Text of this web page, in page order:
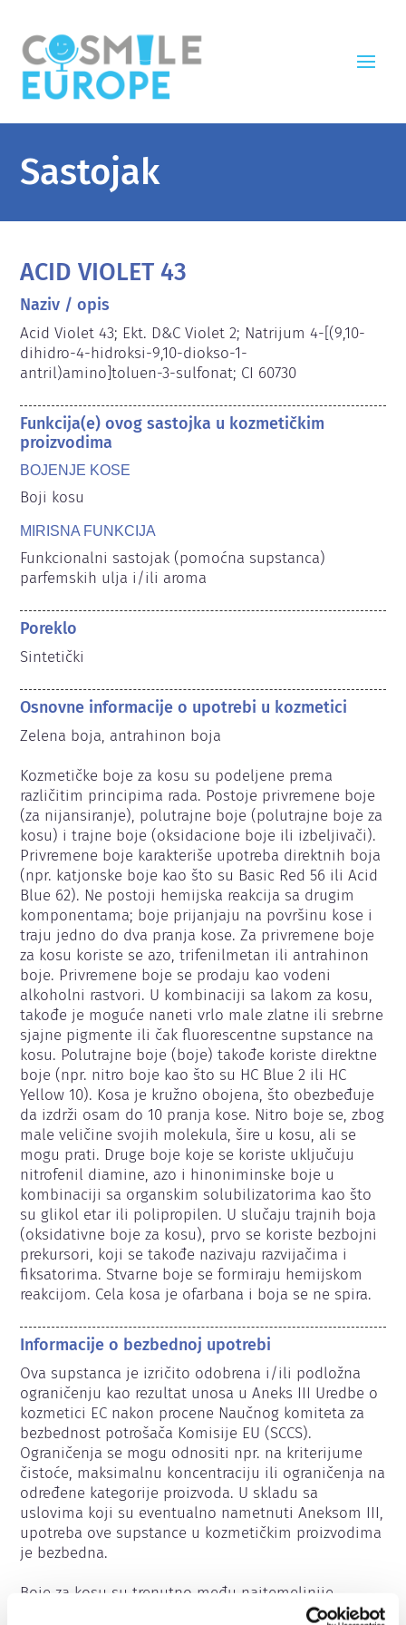
Sastojak
ACID VIOLET 43
Naziv / opis
Acid Violet 43; Ekt. D&C Violet 2; Natrijum 4-[(9,10-
dihidro-4-hidroksi-9,10-diokso-1-
antril)amino]toluen-3-sulfonat; CI 60730
Funkcija(e) ovog sastojka u kozmetičkim
proizvodima
BOJENJE KOSE
Boji kosu
MIRISNA FUNKCIJA
Funkcionalni sastojak (pomoćna supstanca)
parfemskih ulja i/ili aroma
Poreklo
Sintetički
Osnovne informacije o upotrebi u kozmetici
Zelena boja, antrahinon boja
Kozmetičke boje za kosu su podeljene prema
različitim principima rada. Postoje privremene boje
(za nijansiranje), polutrajne boje (polutrajne boje za
kosu) i trajne boje (oksidacione boje ili izbeljivači).
Privremene boje karakteriše upotreba direktnih boja
(npr. katjonske boje kao što su Basic Red 56 ili Acid
Blue 62). Ne postoji hemijska reakcija sa drugim
komponentama; boje prijanjaju na površinu kose i
traju jedno do dva pranja kose. Za privremene boje
za kosu koriste se azo, trifenilmetan ili antrahinon
boje. Privremene boje se prodaju kao vodeni
alkoholni rastvori. U kombinaciji sa lakom za kosu,
takođe je moguće naneti vrlo male zlatne ili srebrne
sjajne pigmente ili čak fluorescentne supstance na
kosu. Polutrajne boje (boje) takođe koriste direktne
boje (npr. nitro boje kao što su HC Blue 2 ili HC
Yellow 10). Kosa je kružno obojena, što obezbeđuje
da izdrži osam do 10 pranja kose. Nitro boje se, zbog
male veličine svojih molekula, šire u kosu, ali se
mogu prati. Druge boje koje se koriste uključuju
nitrofenil diamine, azo i hinoniminske boje u
kombinaciji sa organskim solubilizatorima kao što
su glikol etar ili polipropilen. U slučaju trajnih boja
(oksidativne boje za kosu), prvo se koriste bezbojni
prekursori, koji se takođe nazivaju razvijačima i
fiksatorima. Stvarne boje se formiraju hemijskom
reakcijom. Cela kosa je ofarbana i boja se ne spira.
Informacije o bezbednoj upotrebi
Ova supstanca je izričito odobrena i/ili podložna
ograničenju kao rezultat unosa u Aneks III Uredbe o
kozmetici EC nakon procene Naučnog komiteta za
bezbednost potrošača Komisije EU (SCCS).
Ograničenja se mogu odnositi npr. na kriterijume
čistoće, maksimalnu koncentraciju ili ograničenja na
određene kategorije proizvoda. U skladu sa
uslovima koji su eventualno nametnuti Aneksom III,
upotreba ove supstance u kozmetičkim proizvodima
je bezbedna.
Boje za kosu su trenutno među najtemeljnije
ispitanim kozmetičkim proizvodima na tržištu EU.